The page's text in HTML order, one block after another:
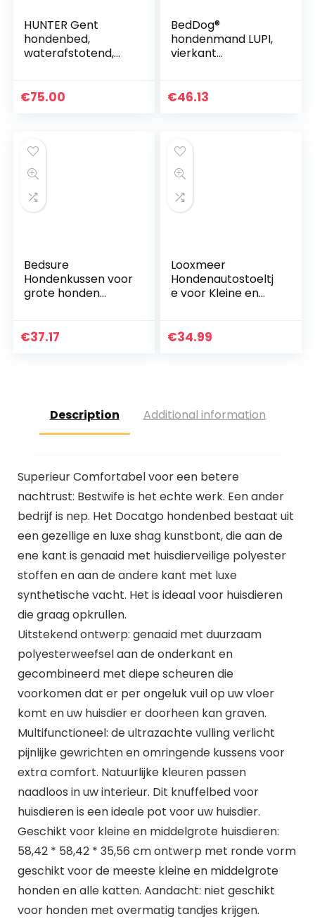
HUNTER Gent
hondenbed,
waterafstotend,
x 70 cm, grijs
€75.00
BedDog®
hondenmand LUPI,
vierkant
hondensofa,
zwart/grijs
€46.13
Bedsure
Hondenkussen voor
grote honden
gewatteerde
€37.17
Looxmeer
Hondenautostoeltj
e voor Kleine en
& Achterbank,
Autostoelhoes,
Autobescherming,
Zwart
€34.99
Description Additional information
Superieur Comfortabel voor een betere
nachtrust: Bestwife is het echte werk. Een ander
bedrijf is nep. Het Docatgo hondenbed bestaat uit
een gezellige en luxe shag kunstbont, die aan de
ene kant is genaaid met huisdierveilige polyester
stoffen en aan de andere kant met luxe
synthetische vacht. Het is ideaal voor huisdieren
die graag opkrullen.
Uitstekend ontwerp: genaaid met duurzaam
polyesterweefsel aan de onderkant en
gecombineerd met diepe scheuren die
voorkomen dat er per ongeluk vuil op uw vloer
komt en uw huisdier er doorheen kan graven.
Multifunctioneel: de ultrazachte vulling verlicht
pijnlijke gewrichten en omringende kussens voor
extra comfort. Natuurlijke kleuren passen
naadloos in uw interieur. Dit knuffelbed voor
huisdieren is een ideale pot voor uw huisdier.
Geschikt voor kleine en middelgrote huisdieren:
58,42 * 58,42 * 35,56 cm ontwerp met ronde vorm
geschikt voor de meeste kleine en middelgrote
honden en alle katten. Aandacht: niet geschikt
voor honden met overmatig tandjes krijgen.